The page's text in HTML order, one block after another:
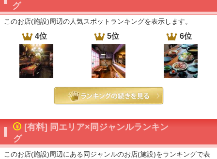
グ
このお店(施設)周辺の人気スポットランキングを表示します。
4位 5位 6位
[有料] 同エリア×同ジャンルランキン
グ
このお店(施設)周辺にある同ジャンルのお店(施設)をランキングで表